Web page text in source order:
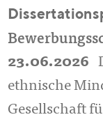
23.06.2026
ethnische
Gesellschaft